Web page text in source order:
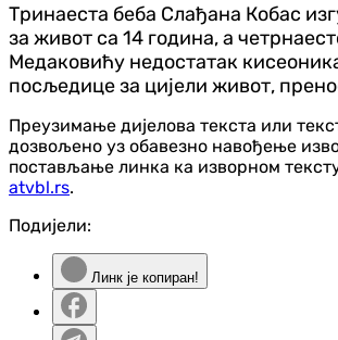
Тринаеста беба Слађана Кобас
за живот са 14 година, а
Медаковићу недостатак
посљедице за цијели живот,
Преузимање дијелова текста или
дозвољено уз обавезно навођење
постављање линка ка изворном
atvbl.rs.
Подијели:
Линк је копиран!